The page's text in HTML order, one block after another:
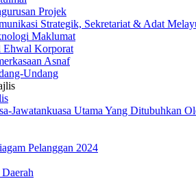
Projek
Strategik, Sekretariat & Adat
Maklumat
Ehwal Korporat
Asnaf
Undang
Jawatankuasa Utama Yang Ditubuhkan
Pelanggan 2024